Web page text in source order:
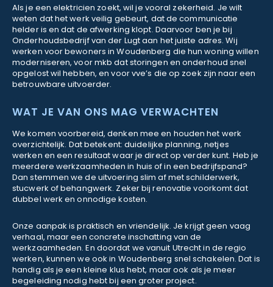
Als je een elektricien zoekt, wil je vooral zekerheid. Je wilt
weten dat het werk veilig gebeurt, dat de communicatie
helder is en dat de afwerking klopt. Daarvoor ben je bij
Onderhoudsbedrijf van der Lugt aan het juiste adres. Wij
werken voor bewoners in Woudenberg die hun woning willen
moderniseren, voor mkb dat storingen en onderhoud snel
opgelost wil hebben, en voor vve’s die op zoek zijn naar een
betrouwbare uitvoerder.
WAT JE VAN ONS MAG VERWACHTEN
We komen voorbereid, denken mee en houden het werk
overzichtelijk. Dat betekent: duidelijke planning, netjes
werken en een resultaat waar je direct op verder kunt. Heb je
meerdere werkzaamheden in huis of in een bedrijfspand?
Dan stemmen we de uitvoering slim af met schilderwerk,
stucwerk of behangwerk. Zeker bij renovatie voorkomt dat
dubbel werk en onnodige kosten.
Onze aanpak is praktisch en vriendelijk. Je krijgt geen vaag
verhaal, maar een concrete inschatting van de
werkzaamheden. En doordat we vanuit Utrecht in de regio
werken, kunnen we ook in Woudenberg snel schakelen. Dat is
handig als je een kleine klus hebt, maar ook als je meer
begeleiding nodig hebt bij een groter project.